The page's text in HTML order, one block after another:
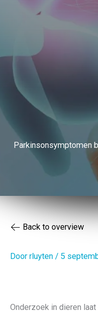
Parkinsonsymptomen
Back to overview
Door rluyten / 5
Onderzoek in dieren